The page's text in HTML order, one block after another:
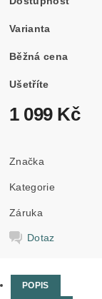
Varianta
Běžná cena
Ušetříte
1 099 Kč
Značka
Kategorie
Záruka
Dotaz
POPIS